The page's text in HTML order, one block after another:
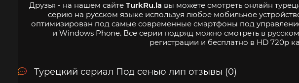
Друзья - на нашем сайте TurkRu.la вы можете смотреть онлайн
серию на русском языке используя любое мобильное
оптимизирован под самые современные смартфоны под
и Windows Phone. Все серии подряд можно смотреть в
регистрации и бесплатно в HD 720p
Турецкий сериал Под сенью лип отзывы (0)